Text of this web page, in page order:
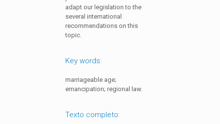
adapt our legislation to the
several international
recommendations on this
topic.
Key words:
marriageable age;
emancipation; regional law.
Texto completo: